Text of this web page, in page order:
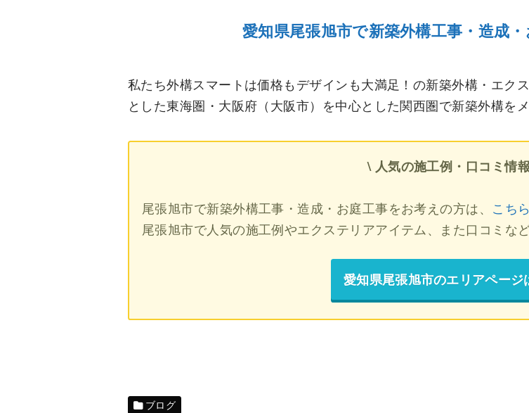
愛知県尾張旭市で新築外構工事・造成
私たち外構スマートは価格もデザインも大満足！の新築外構・エク
とした東海圏・大阪府（大阪市）を中心とした関西圏で新築外構を
\ 人気の施工例・口コミ情
尾張旭市で新築外構工事・造成・お庭工事をお考えの方は、 こち
尾張旭市で人気の施工例やエクステリアアイテム、また口コミな
愛知県尾張旭市のエリアページ
ブログ